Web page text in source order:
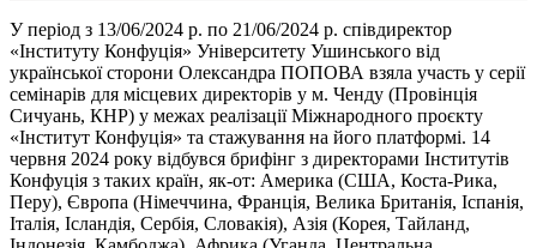
У період з 13/06/2024 р. по 21/06/2024 р. співдиректор
«Інституту Конфуція» Університету Ушинського від
української сторони Олександра ПОПОВА взяла участь у серії
семінарів для місцевих директорів у м. Ченду (Провінція
Сичуань, КНР) у межах реалізації Міжнародного проєкту
«Інститут Конфуція» та стажування на його платформі. 14
червня 2024 року відбувся брифінг з директорами Інститутів
Конфуція з таких країн, як-от: Америка (США, Коста-Рика,
Перу), Європа (Німеччина, Франція, Велика Британія, Іспанія,
Італія, Ісландія, Сербія, Словакія), Азія (Корея, Тайланд,